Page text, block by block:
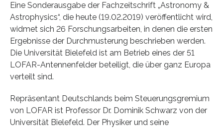
Eine Sonderausgabe der Fachzeitschrift „Astronomy &
Astrophysics“, die heute (19.02.2019) veröffentlicht wird,
widmet sich 26 Forschungsarbeiten, in denen die ersten
Ergebnisse der Durchmusterung beschrieben werden.
Die Universität Bielefeld ist am Betrieb eines der 51
LOFAR-Antennenfelder beteiligt, die über ganz Europa
verteilt sind.
Repräsentant Deutschlands beim Steuerungsgremium
von LOFAR ist Professor Dr. Dominik Schwarz von der
Universität Bielefeld. Der Physiker und seine